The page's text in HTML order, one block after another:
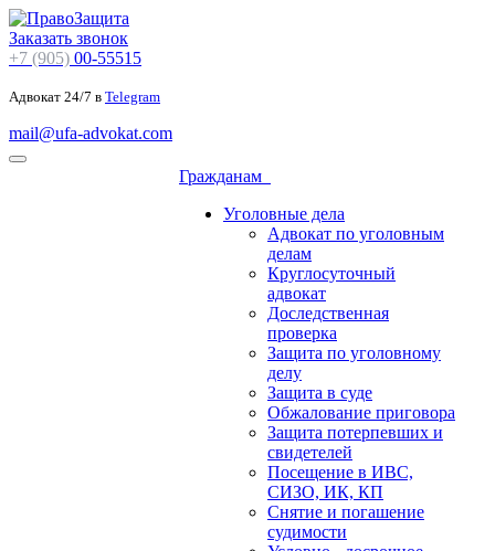
Заказать звонок
+7 (905) 00-55515
Адвокат 24/7 в Telegram
mail@ufa-advokat.com
Гражданам
Уголовные дела
Адвокат по уголовным
делам
Круглосуточный
адвокат
Доследственная
проверка
Защита по уголовному
делу
Защита в суде
Обжалование приговора
Защита потерпевших и
свидетелей
Посещение в ИВС,
СИЗО, ИК, КП
Снятие и погашение
судимости